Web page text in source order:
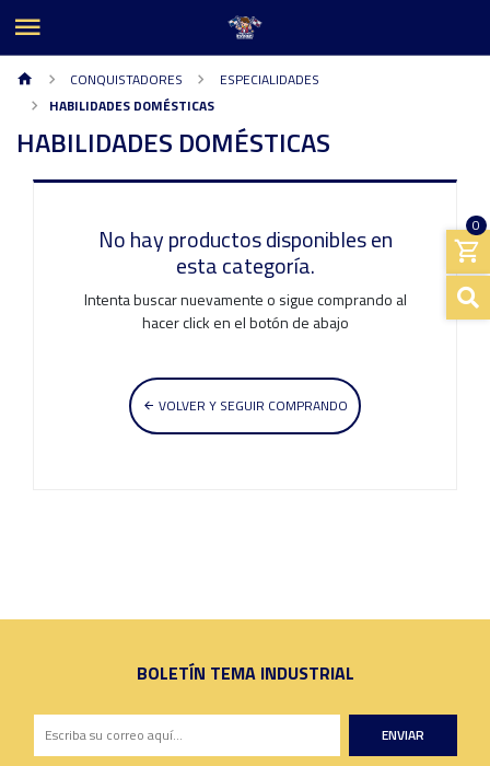
0
CONQUISTADORES
ESPECIALIDADES
HABILIDADES DOMÉSTICAS
HABILIDADES DOMÉSTICAS
No hay productos disponibles en
esta categoría.
Intenta buscar nuevamente o sigue comprando al
hacer click en el botón de abajo
VOLVER Y SEGUIR COMPRANDO
BOLETÍN TEMA INDUSTRIAL
ENVIAR